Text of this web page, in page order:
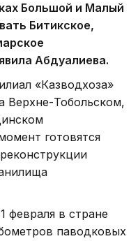
Большой и Малый
Битикское,
Абдуалиева.
«Казводхоза»
Верхне-Тобольском,
готовятся
февраля в стране
паводковых